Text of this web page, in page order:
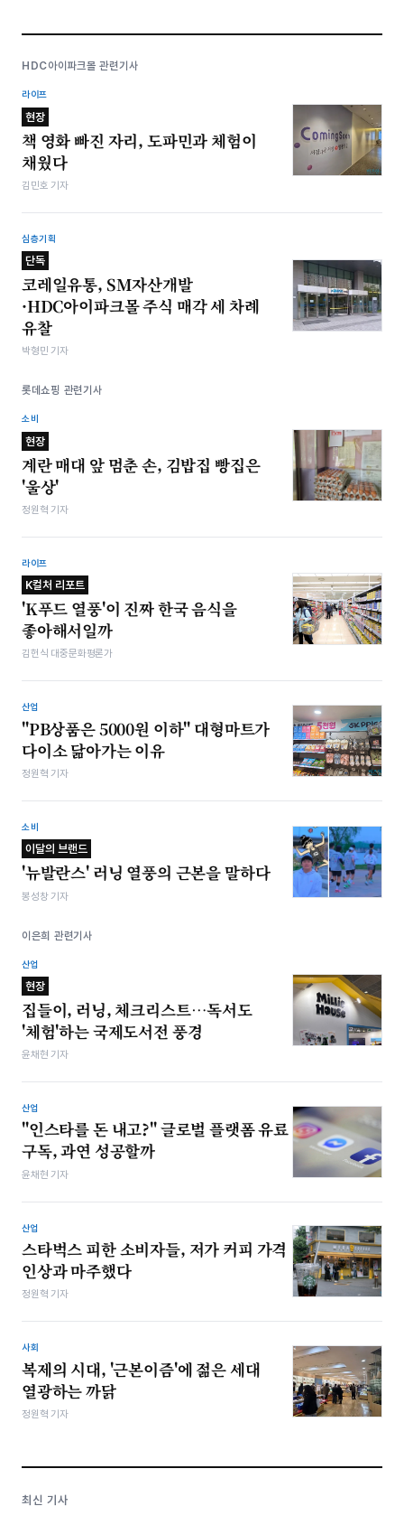
HDC아이파크몰 관련기사
라이프
현장
책 영화 빠진 자리, 도파민과 체험이
채웠다
김민호 기자
심층기획
단독
코레일유통, SM자산개발
·HDC아이파크몰 주식 매각 세 차례
유찰
박형민 기자
롯데쇼핑 관련기사
소비
현장
계란 매대 앞 멈춘 손, 김밥집 빵집은
'울상'
정원혁 기자
라이프
K컬처 리포트
'K푸드 열풍'이 진짜 한국 음식을
좋아해서일까
김헌식 대중문화평론가
산업
"PB상품은 5000원 이하" 대형마트가
다이소 닮아가는 이유
정원혁 기자
소비
이달의 브랜드
'뉴발란스' 러닝 열풍의 근본을 말하다
봉성창 기자
이은희 관련기사
산업
현장
집들이, 러닝, 체크리스트…독서도
'체험'하는 국제도서전 풍경
윤채현 기자
산업
"인스타를 돈 내고?" 글로벌 플랫폼 유료
구독, 과연 성공할까
윤채현 기자
산업
스타벅스 피한 소비자들, 저가 커피 가격
인상과 마주했다
정원혁 기자
사회
복제의 시대, '근본이즘'에 젊은 세대
열광하는 까닭
정원혁 기자
최신 기사